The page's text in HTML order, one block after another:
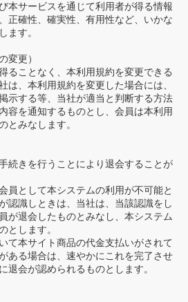
本サービスを通じて利用者が得る情報
正確性、確実性、有用性など、いかな
ます。
変更）
ることなく、本利用規約を変更できる
は、本利用規約を変更した場合には、
示する等、当社が適当と判断する方法
容を通知するものとし、会員は本利用
とみなします。
続きを行うことにより退会することが
員として本システムの利用が不可能と
認識しときは、当社は、当該認識をし
が退会したものとみなし、本システム
とします。
て本サイト商品の代金支払いがされて
ある場合は、速やかにこれを完了させ
退会が認められるものとします。